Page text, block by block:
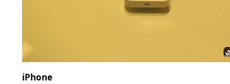
iPhone